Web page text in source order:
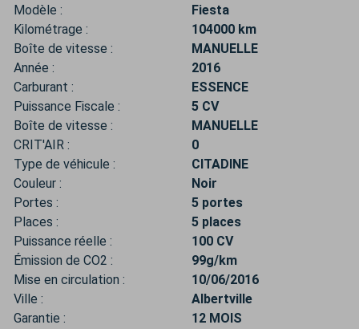
Modèle :
Fiesta
Kilométrage :
104000 km
Boîte de vitesse :
MANUELLE
Année :
2016
Carburant :
ESSENCE
Puissance Fiscale :
5 CV
Boîte de vitesse :
MANUELLE
CRIT'AIR :
0
Type de véhicule :
CITADINE
Couleur :
Noir
Portes :
5 portes
Places :
5 places
Puissance réelle :
100 CV
Émission de CO2 :
99g/km
Mise en circulation :
10/06/2016
Ville :
Albertville
Garantie :
12 MOIS